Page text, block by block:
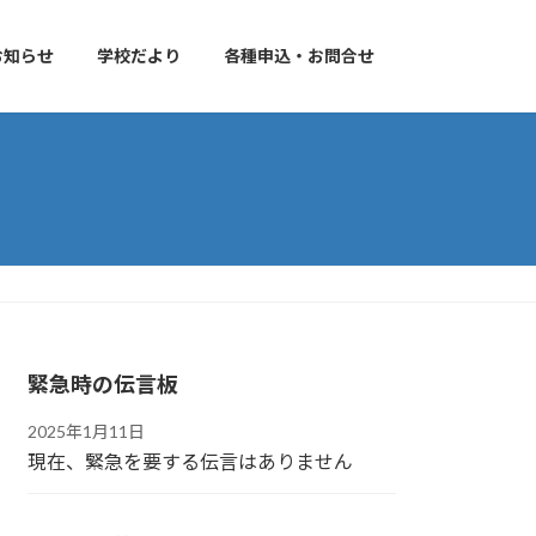
知らせ 学校だより 各種申込・お問合せ
緊急時の伝言板
2025年1月11日
現在、緊急を要する伝言はありません